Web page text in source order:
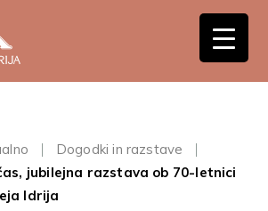
Dogodki in razstave
jubilejna razstava ob 70-letnici
Idrija